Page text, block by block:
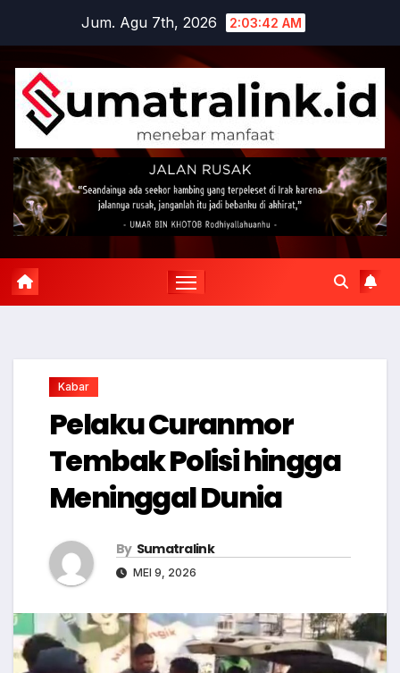
content
Jum. Agu 7th, 2026 2:03:43 AM
Kabar
Pelaku Curanmor
Tembak Polisi hingga
Meninggal Dunia
By Sumatralink
MEI 9, 2026